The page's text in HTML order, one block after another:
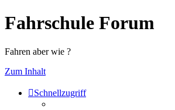
Fahrschule Forum
Fahren aber wie ?
Zum Inhalt
Schnellzugriff